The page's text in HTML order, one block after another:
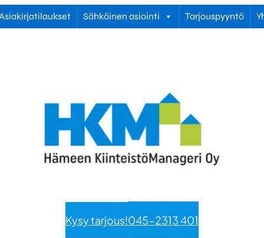
Sähköinen asiointi Tarjouspyyntö
Kysy tarjous!045-2313 401